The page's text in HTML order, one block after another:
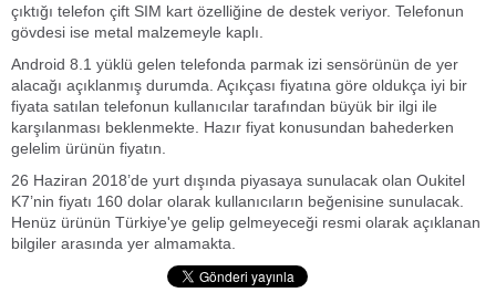
çıktığı telefon çift SIM kart özelliğine de destek veriyor. Telefonun
gövdesi ise metal malzemeyle kaplı.
Android 8.1 yüklü gelen telefonda parmak izi sensörünün de yer
alacağı açıklanmış durumda. Açıkçası fiyatına göre oldukça iyi bir
fiyata satılan telefonun kullanıcılar tarafından büyük bir ilgi ile
karşılanması beklenmekte. Hazır fiyat konusundan bahederken
gelelim ürünün fiyatın.
26 Haziran 2018’de yurt dışında piyasaya sunulacak olan Oukitel
K7’nin fiyatı 160 dolar olarak kullanıcıların beğenisine sunulacak.
Henüz ürünün Türkiye'ye gelip gelmeyeceği resmi olarak açıklanan
bilgiler arasında yer almamakta.